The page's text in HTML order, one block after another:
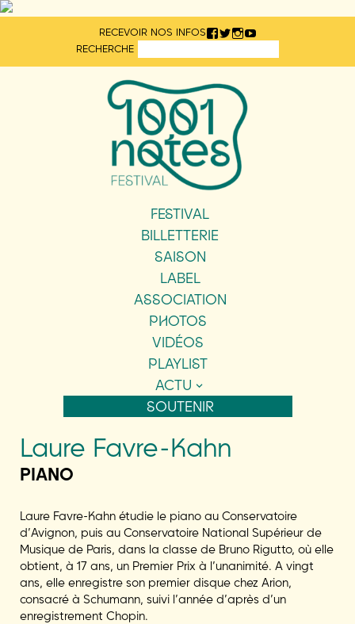
RECEVOIR NOS INFOS
RECHERCHE
FESTIVAL
BILLETTERIE
SAISON
LABEL
ASSOCIATION
PHOTOS
VIDÉOS
PLAYLIST
ACTU
SOUTENIR
Laure Favre-Kahn
PIANO
Laure Favre-Kahn étudie le piano au Conservatoire
d’Avignon, puis au Conservatoire National Supérieur de
Musique de Paris, dans la classe de Bruno Rigutto, où elle
obtient, à 17 ans, un Premier Prix à l’unanimité. A vingt
ans, elle enregistre son premier disque chez Arion,
consacré à Schumann, suivi l’année d’après d’un
enregistrement Chopin.